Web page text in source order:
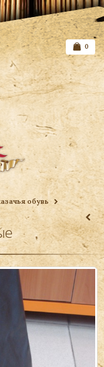
желаемого
Ваша корзина
0
обувь